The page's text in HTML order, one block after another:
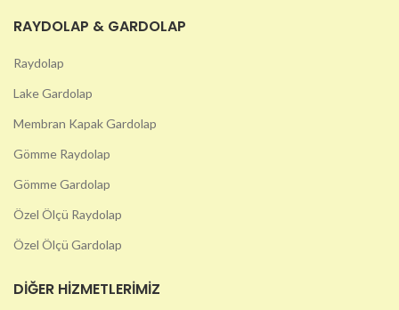
RAYDOLAP & GARDOLAP
Raydolap
Lake Gardolap
Membran Kapak Gardolap
Gömme Raydolap
Gömme Gardolap
Özel Ölçü Raydolap
Özel Ölçü Gardolap
DIĞER HIZMETLERIMIZ